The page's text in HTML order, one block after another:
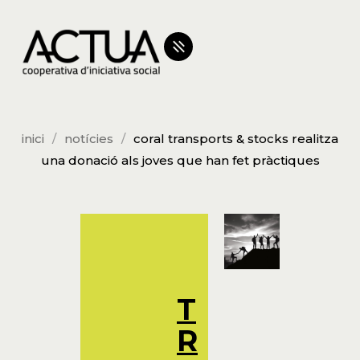
inici notícies
coral transports & stocks realitza
una donació als joves que han fet pràctiques
T
R